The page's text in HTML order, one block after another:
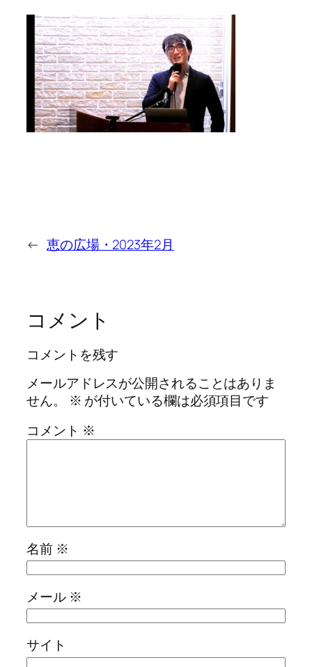
← 恵の広場・2023年2月
コメント
コメントを残す
メールアドレスが公開されることはありま
せん。
※ が付いている欄は必須項目です
コメント ※
名前 ※
メール ※
サイト